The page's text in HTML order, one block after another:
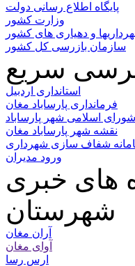
پایگاه اطلاع رسانی دولت
وزارت کشور
و دهیاری های کشور
سازمان بازرسی کل کشور
سریع
استانداری اردبیل
فرمانداری پارساباد مغان
شورای اسلامی شهر پارساباد
نقشه شهر پارساباد مغان
شفاف سازی شهرداری
ورود مدیران
های خبری
شهرستان
آران مغان
آوای مغان
ارس رسا